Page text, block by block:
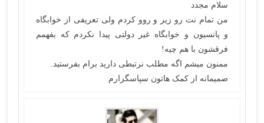
سلام مجدد
من تمام نت رو زیر و روو کردم ولی تعریفی از خوابگاه
و پانسیون و خوابگاه غیر دولتی پیدا نکردم که بفهمم
فرقشون با هم چیه!
ممنون میشم اگه مطلب نرتبطی دارید برام بفرستید.
صمیمانه از کمک هاتون سپاسگزارم